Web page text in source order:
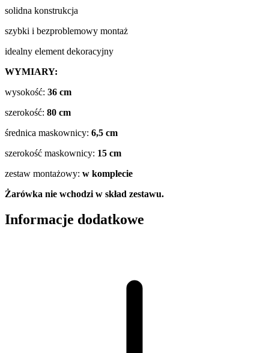
solidna konstrukcja
szybki i bezproblemowy montaż
idealny element dekoracyjny
WYMIARY:
wysokość: 36 cm
szerokość: 80 cm
średnica maskownicy: 6,5 cm
szerokość maskownicy: 15 cm
zestaw montażowy: w komplecie
Żarówka nie wchodzi w skład zestawu.
Informacje dodatkowe